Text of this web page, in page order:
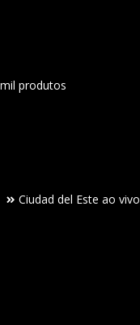
produtos
Ciudad del Este ao vivo